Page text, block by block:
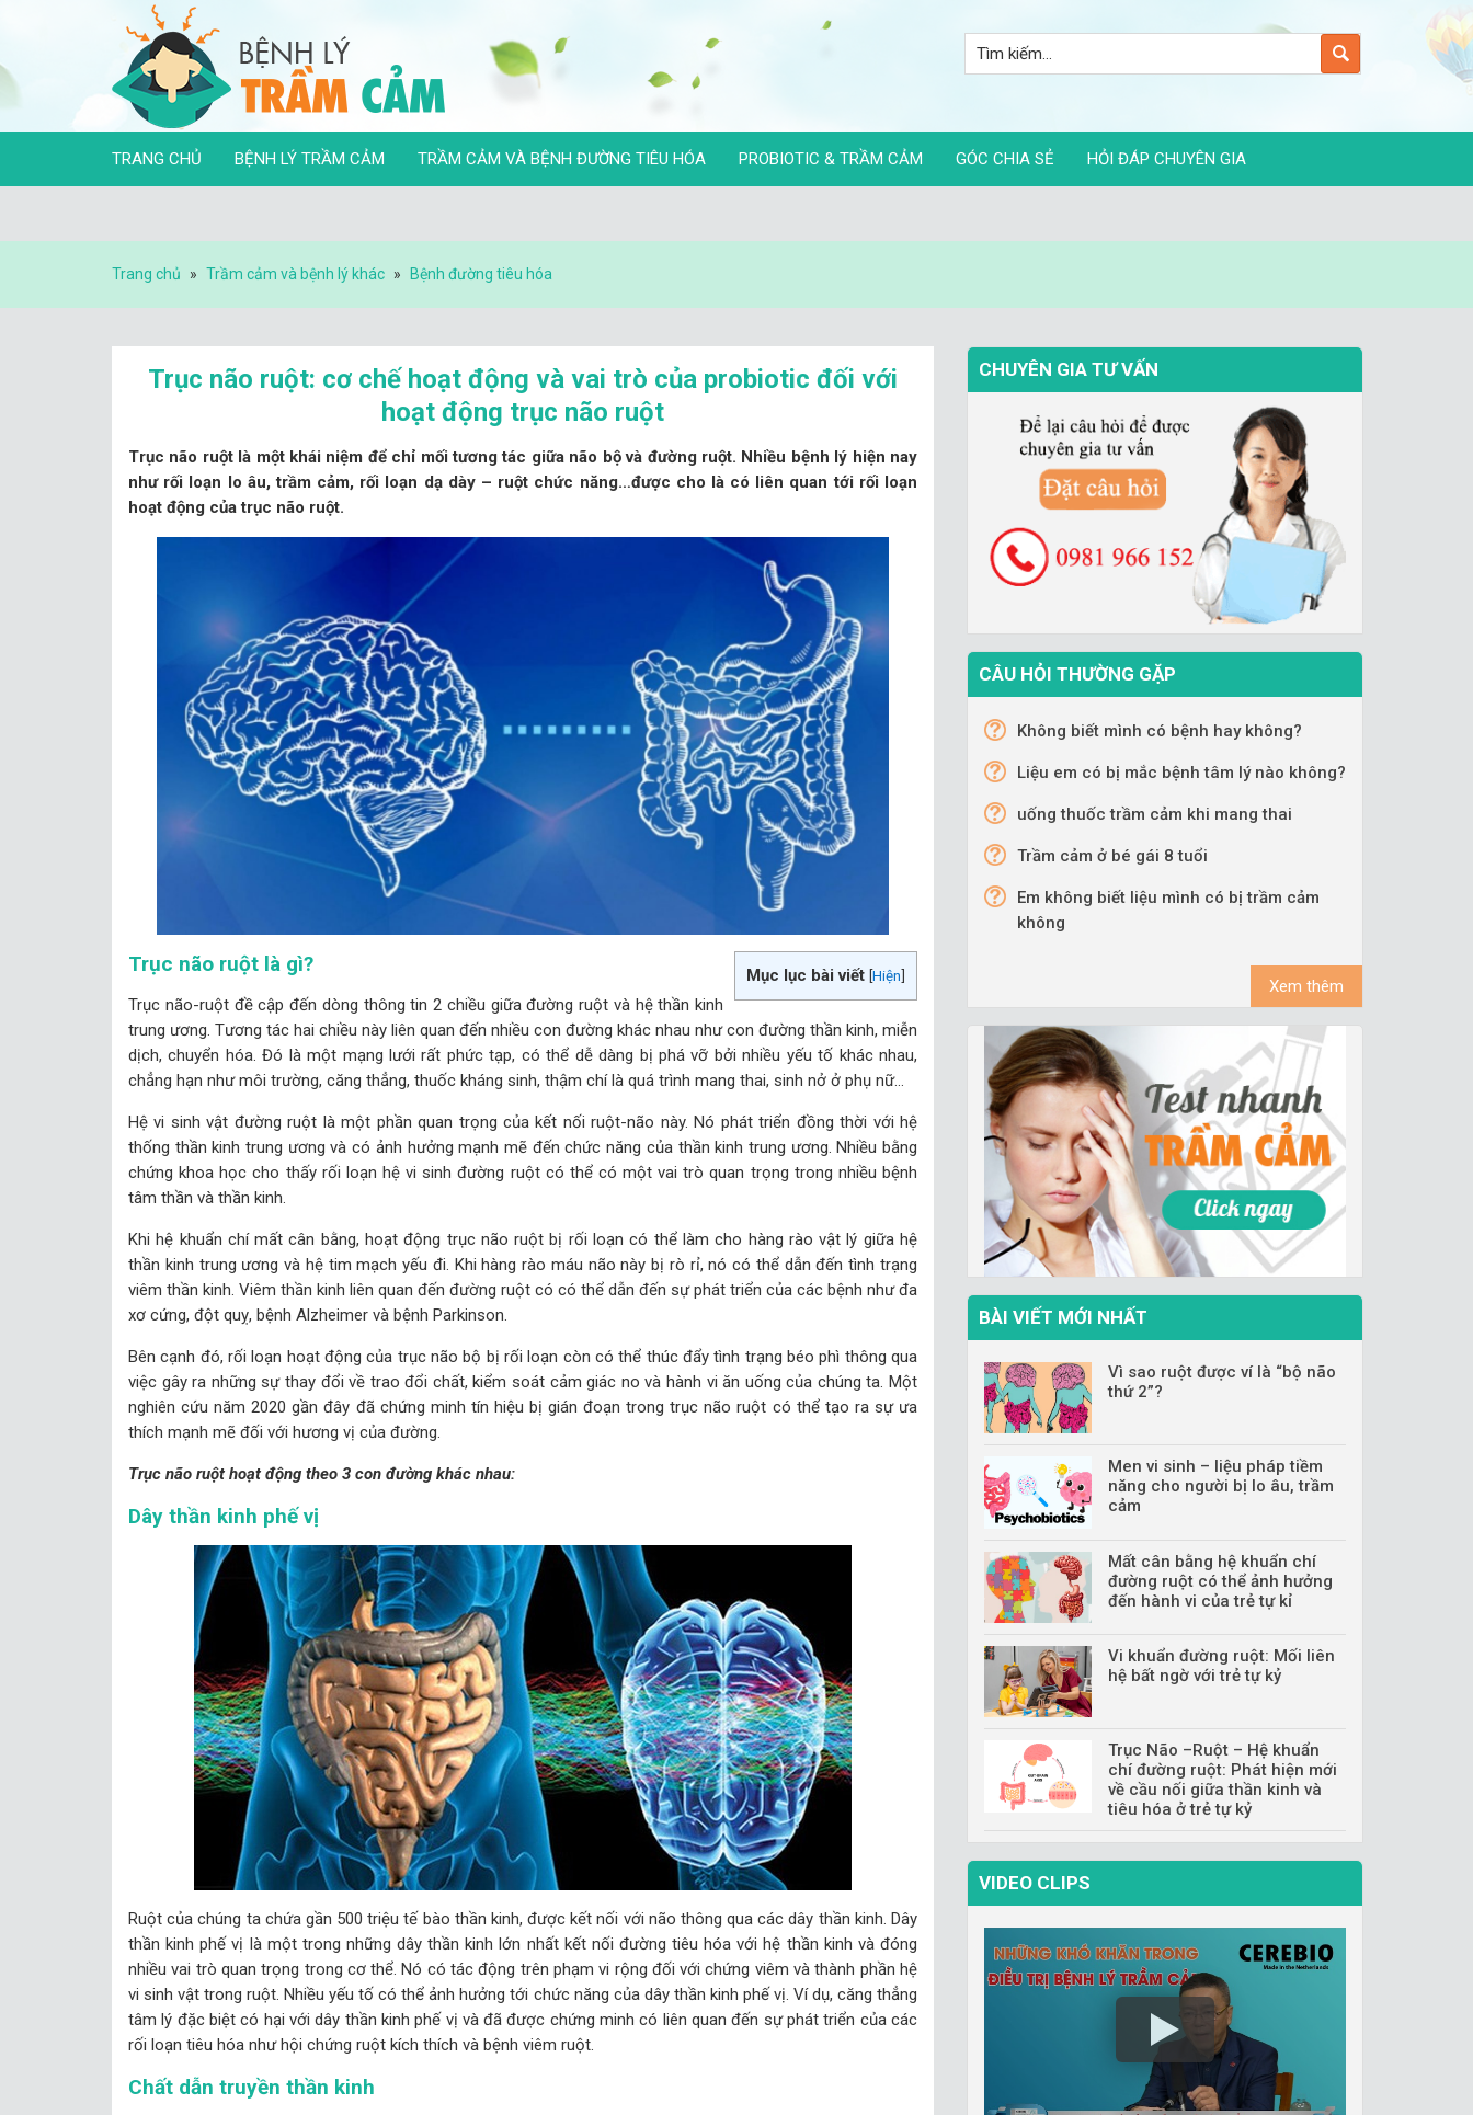
TRANG CHỦ BỆNH LÝ TRẦM CẢM TRẦM CẢM VÀ BỆNH ĐƯỜNG TIÊU HÓA PROBIOTIC & TRẦM CẢM GÓC CHIA SẺ HỎI ĐÁP CHUYÊN GIA
Trang chủ » Trầm cảm và bệnh lý khác » Bệnh đường tiêu hóa
Trục não ruột: cơ chế hoạt động và vai trò của probiotic đối với
hoạt động trục não ruột
Trục não ruột là một khái niệm để chỉ mối tương tác giữa não bộ và đường ruột. Nhiều bệnh lý hiện nay
như rối loạn lo âu, trầm cảm, rối loạn dạ dày – ruột chức năng…được cho là có liên quan tới rối loạn
hoạt động của trục não ruột.
Mục lục bài viết [Hiện]
Trục não ruột là gì?
Trục não-ruột đề cập đến dòng thông tin 2 chiều giữa đường ruột và hệ thần kinh
trung ương. Tương tác hai chiều này liên quan đến nhiều con đường khác nhau như con đường thần kinh, miễn
dịch, chuyển hóa. Đó là một mạng lưới rất phức tạp, có thể dễ dàng bị phá vỡ bởi nhiều yếu tố khác nhau,
chẳng hạn như môi trường, căng thẳng, thuốc kháng sinh, thậm chí là quá trình mang thai, sinh nở ở phụ nữ…
Hệ vi sinh vật đường ruột là một phần quan trọng của kết nối ruột-não này. Nó phát triển đồng thời với hệ
thống thần kinh trung ương và có ảnh hưởng mạnh mẽ đến chức năng của thần kinh trung ương. Nhiều bằng
chứng khoa học cho thấy rối loạn hệ vi sinh đường ruột có thể có một vai trò quan trọng trong nhiều bệnh
tâm thần và thần kinh.
Khi hệ khuẩn chí mất cân bằng, hoạt động trục não ruột bị rối loạn có thể làm cho hàng rào vật lý giữa hệ
thần kinh trung ương và hệ tim mạch yếu đi. Khi hàng rào máu não này bị rò rỉ, nó có thể dẫn đến tình trạng
viêm thần kinh. Viêm thần kinh liên quan đến đường ruột có có thể dẫn đến sự phát triển của các bệnh như đa
xơ cứng, đột quỵ, bệnh Alzheimer và bệnh Parkinson.
Bên cạnh đó, rối loạn hoạt động của trục não bộ bị rối loạn còn có thể thúc đẩy tình trạng béo phì thông qua
việc gây ra những sự thay đổi về trao đổi chất, kiểm soát cảm giác no và hành vi ăn uống của chúng ta. Một
nghiên cứu năm 2020 gần đây đã chứng minh tín hiệu bị gián đoạn trong trục não ruột có thể tạo ra sự ưa
thích mạnh mẽ đối với hương vị của đường.
Trục não ruột hoạt động theo 3 con đường khác nhau:
Dây thần kinh phế vị
Ruột của chúng ta chứa gần 500 triệu tế bào thần kinh, được kết nối với não thông qua các dây thần kinh. Dây
thần kinh phế vị là một trong những dây thần kinh lớn nhất kết nối đường tiêu hóa với hệ thần kinh và đóng
nhiều vai trò quan trọng trong cơ thể. Nó có tác động trên phạm vi rộng đối với chứng viêm và thành phần hệ
vi sinh vật trong ruột. Nhiều yếu tố có thể ảnh hưởng tới chức năng của dây thần kinh phế vị. Ví dụ, căng thẳng
tâm lý đặc biệt có hại với dây thần kinh phế vị và đã được chứng minh có liên quan đến sự phát triển của các
rối loạn tiêu hóa như hội chứng ruột kích thích và bệnh viêm ruột.
Chất dẫn truyền thần kinh
CHUYÊN GIA TƯ VẤN
CÂU HỎI THƯỜNG GẶP
Không biết mình có bệnh hay không?
Liệu em có bị mắc bệnh tâm lý nào không?
uống thuốc trầm cảm khi mang thai
Trầm cảm ở bé gái 8 tuổi
Em không biết liệu mình có bị trầm cảm
không
Xem thêm
BÀI VIẾT MỚI NHẤT
Vì sao ruột được ví là “bộ não
thứ 2”?
Men vi sinh – liệu pháp tiềm
năng cho người bị lo âu, trầm
cảm
Mất cân bằng hệ khuẩn chí
đường ruột có thể ảnh hưởng
đến hành vi của trẻ tự kỉ
Vi khuẩn đường ruột: Mối liên
hệ bất ngờ với trẻ tự kỷ
Trục Não –Ruột – Hệ khuẩn
chí đường ruột: Phát hiện mới
về cầu nối giữa thần kinh và
tiêu hóa ở trẻ tự kỷ
VIDEO CLIPS